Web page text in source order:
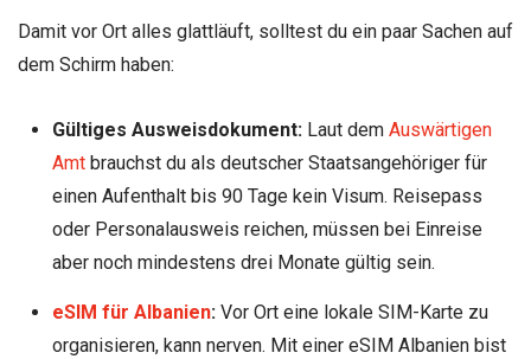
Damit vor Ort alles glattläuft, solltest du ein paar Sachen auf
dem Schirm haben:
Gültiges Ausweisdokument:Laut dem Auswärtigen
Amtbrauchst du als deutscher Staatsangehöriger für
einen Aufenthalt bis 90 Tage kein Visum. Reisepass
oder Personalausweis reichen, müssen bei Einreise
aber noch mindestens drei Monate gültig sein.
eSIM für Albanien:Vor Ort eine lokale SIM-Karte zu
organisieren, kann nerven. Mit einer eSIM Albanien bist